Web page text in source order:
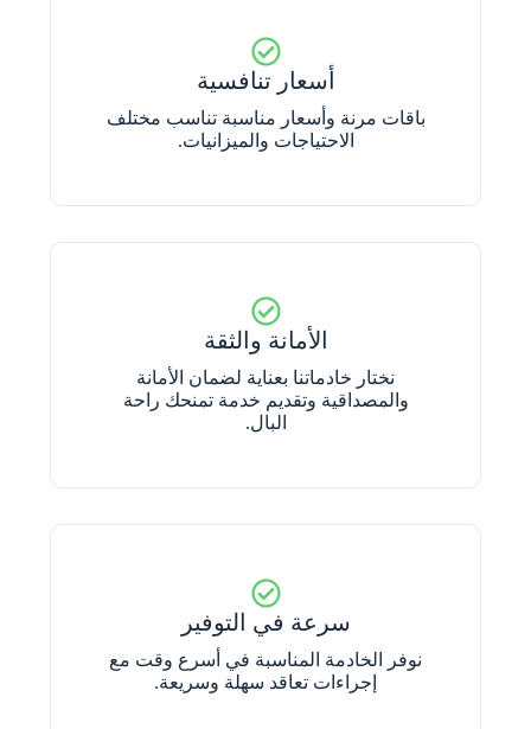
أسعار تنافسية
باقات مرنة وأسعار مناسبة تناسب مختلف
الاحتياجات والميزانيات.
الأمانة والثقة
نختار خادماتنا بعناية لضمان الأمانة
والمصداقية وتقديم خدمة تمنحك راحة
البال.
سرعة في التوفير
نوفر الخادمة المناسبة في أسرع وقت مع
إجراءات تعاقد سهلة وسريعة.